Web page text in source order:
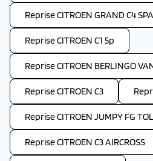
Reprise CITROEN GRAND C4
Reprise CITROEN C1 5p
Reprise CITROEN BERLINGO
Reprise CITROEN C3
Reprise CITROEN JUMPY FG
Reprise CITROEN C3 AIRCROSS